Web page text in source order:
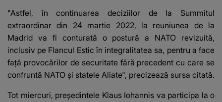
"Astfel, în continuarea deciziilor de la Summitul
extraordinar din 24 martie 2022, la reuniunea de la
Madrid va fi conturată o postură a NATO revizuită,
inclusiv pe Flancul Estic în integralitatea sa, pentru a face
faţă provocărilor de securitate fără precedent cu care se
confruntă NATO şi statele Aliate", precizează sursa citată.
Tot miercuri, preşedintele Klaus Iohannis va participa la o